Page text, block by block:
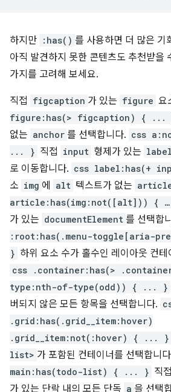
하지만 :has() 를 사용하면 더 많은 기
아직 발견하지 못한 콘텐츠도 추천받을
가지를 고려해 보세요.
직접 figcaption 가 있는 figure 요
figure:has(> figcaption) { ...
없는 anchor 를 선택합니다. css
... } 직접 input 형제가 있는 label
로 이동합니다. css label:has(+
소 img 에 alt 텍스트가 없는
article:has(img:not([alt])) {
가 있는 documentElement 를 선택합
:root:has(.menu-toggle[aria-
} 하위 요소 수가 홀수인 레이아웃 컨
css .container:has(>
type:nth-of-type(odd)) { ... }
버되지 않은 모든 항목을 선택합니다.
.grid:has(.grid__item:hover)
.grid__item:not(:hover) { ... }
list> 가 포함된 컨테이너를 선택합니
main:has(todo-list) { ... } 직
가 있는 단락 내의 모든 단독 a 을 선택